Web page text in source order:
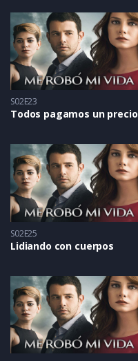
S02E23
Todos pagamos un precio
S02E25
Lidiando con cuerpos